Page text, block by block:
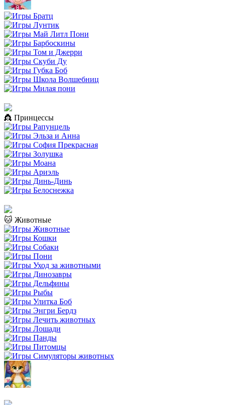
👸 Принцессы
🐱 Животные